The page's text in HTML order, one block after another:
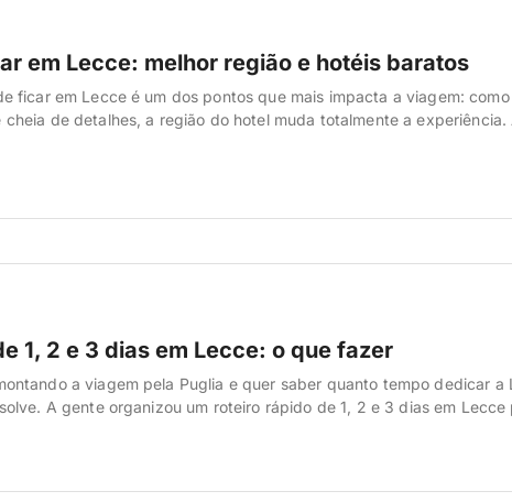
em Lecce: melhor região e hotéis baratos
ficar em Lecce é um dos pontos que mais impacta a viagem:
cheia de detalhes, a região do hotel muda totalmente a experiência.
1, 2 e 3 dias em Lecce: o que fazer
a viagem pela Puglia e quer saber quanto tempo dedicar a
A gente organizou um roteiro rápido de 1, 2 e 3 dias em Lecce